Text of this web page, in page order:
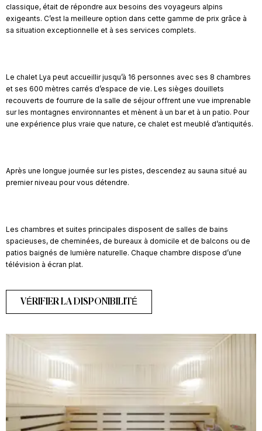
classique, était de répondre aux besoins des voyageurs alpins
exigeants. C’est la meilleure option dans cette gamme de prix grâce à
sa situation exceptionnelle et à ses services complets.
Le chalet Lya peut accueillir jusqu’à 16 personnes avec ses 8 chambres
et ses 600 mètres carrés d’espace de vie. Les sièges douillets
recouverts de fourrure de la salle de séjour offrent une vue imprenable
sur les montagnes environnantes et mènent à un bar et à un patio. Pour
une expérience plus vraie que nature, ce chalet est meublé d’antiquités.
Après une longue journée sur les pistes, descendez au sauna situé au
premier niveau pour vous détendre.
Les chambres et suites principales disposent de salles de bains
spacieuses, de cheminées, de bureaux à domicile et de balcons ou de
patios baignés de lumière naturelle. Chaque chambre dispose d’une
télévision à écran plat.
VÉRIFIER LA DISPONIBILITÉ